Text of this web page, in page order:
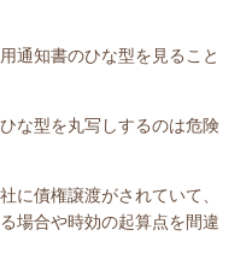
通知書のひな型を見ること
な型を丸写しするのは危険
に債権譲渡がされていて、
場合や時効の起算点を間違